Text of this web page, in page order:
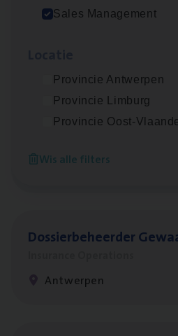
Sales Management
Provincie Antwerpen
Provincie Limburg
Provincie Oost-
Wis alle filters
Insu­ran­ce Bro­ker
(Agi­le)ITPro­ject
Antwerpen
Dos­sier­be­heer­der
Antwerpen